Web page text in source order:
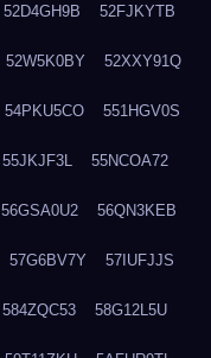
52D4GH9B 52FJKYTB
52W5K0BY 52XXY91Q
54PKU5CO 551HGV0S
55JKJF3L 55NCOA72
56GSA0U2 56QN3KEB
57G6BV7Y 57IUFJJS
584ZQC53 58G12L5U